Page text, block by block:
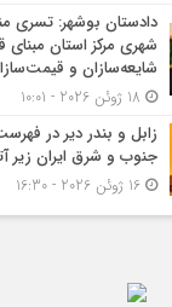
دادستان بوشهر: تسری
شهری مرکز استان مبنای
شایعه‌سازان و
زابل و بندر دیر در
جنوب و شرق ایران زیر
16 ژوئن 2026 - 16:30